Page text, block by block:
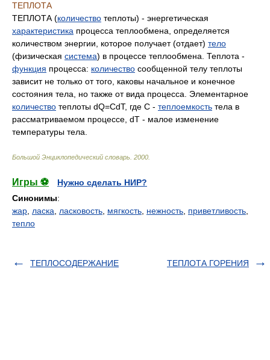
ТЕПЛОТА
ТЕПЛОТА (количество теплоты) - энергетическая
характеристика процесса теплообмена, определяется
количеством энергии, которое получает (отдает) тело
(физическая система) в процессе теплообмена. Теплота -
функция процесса: количество сообщенной телу теплоты
зависит не только от того, каковы начальное и конечное
состояния тела, но также от вида процесса. Элементарное
количество теплоты dQ=CdT, где C - теплоемкость тела в
рассматриваемом процессе, dT - малое изменение
температуры тела.
Большой Энциклопедический словарь 2000
Игры ⚽
Нужно сделать НИР?
Синонимы:
жар ласка ласковость мягкость нежность приветливость
тепло
ТЕПЛОСОДЕРЖАНИЕ ТЕПЛОТА ГОРЕНИЯ